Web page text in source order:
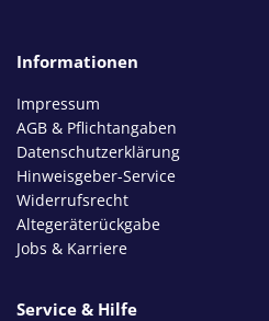
Informationen
Impressum
AGB & Pflichtangaben
Datenschutzerklärung
Hinweisgeber-Service
Widerrufsrecht
Altegeräterückgabe
Jobs & Karriere
Service & Hilfe